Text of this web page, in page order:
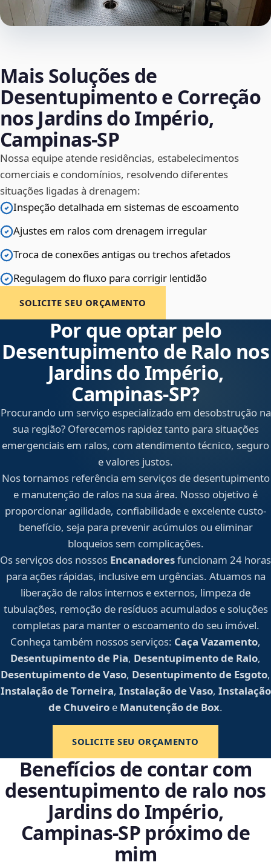
Mais Soluções de
Desentupimento e Correção
nos Jardins do Império,
Campinas‑SP
Nossa equipe atende residências, estabelecimentos
comerciais e condomínios, resolvendo diferentes
situações ligadas à drenagem:
Inspeção detalhada em sistemas de escoamento
Ajustes em ralos com drenagem irregular
Troca de conexões antigas ou trechos afetados
Regulagem do fluxo para corrigir lentidão
SOLICITE SEU ORÇAMENTO
Por que optar pelo
Desentupimento de Ralo nos
Jardins do Império,
Campinas‑SP?
Procurando um serviço especializado em desobstrução na
sua região? Oferecemos rapidez tanto para situações
emergenciais em ralos, com atendimento técnico, seguro
e valores justos.
Nos tornamos referência em serviços de desentupimento
e manutenção de ralos na sua área. Nosso objetivo é
proporcionar agilidade, confiabilidade e excelente custo-
benefício, seja para prevenir acúmulos ou eliminar
bloqueios sem complicações.
Os serviços dos nossos Encanadoresfuncionam 24 horas
para ações rápidas, inclusive em urgências. Atuamos na
liberação de ralos internos e externos, limpeza de
tubulações, remoção de resíduos acumulados e soluções
completas para manter o escoamento do seu imóvel.
Conheça também nossos serviços: Caça Vazamento,
Desentupimento de Pia, Desentupimento de Ralo,
Desentupimento de Vaso, Desentupimento de Esgoto,
Instalação de Torneira, Instalação de Vaso, Instalação
de Chuveiro e Manutenção de Box.
SOLICITE SEU ORÇAMENTO
Benefícios de contar com
desentupimento de ralo nos
Jardins do Império,
Campinas‑SP próximo de
mim